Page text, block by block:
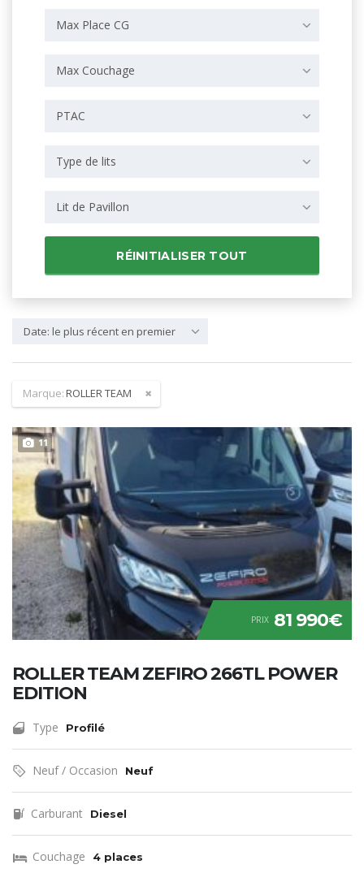
Max Place CG
Max Couchage
PTAC
Type de lits
Lit de Pavillon
RÉINITIALISER TOUT
Date: le plus récent en premier
Marque:ROLLER TEAM
11
PRIX 81 990€
ROLLER TEAM ZEFIRO 266TL POWER
EDITION
Type Profilé
Neuf / Occasion Neuf
Carburant Diesel
Couchage 4 places